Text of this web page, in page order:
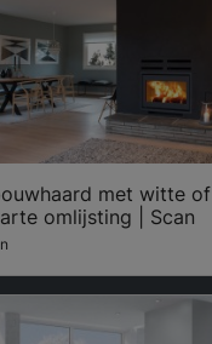
met witte of
omlijsting | Scan